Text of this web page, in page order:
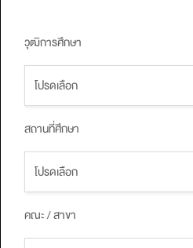
วุฒิการศึกษา
สถานที่ศึกษา
คณะ / สาขา